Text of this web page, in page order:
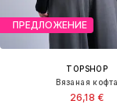
ПРЕДЛОЖЕНИЕ
TOPSHOP
Вязаная кофта
26,18 €